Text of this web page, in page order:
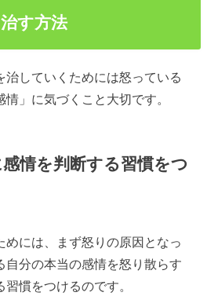
す方法
治していくためには怒っている
」に気づくこと大切です。
情を判断する習慣をつ
めには、まず怒りの原因となっ
自分の本当の感情を怒り散らす
慣をつけるのです。